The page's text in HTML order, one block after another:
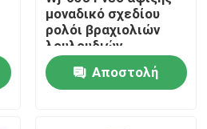
μοναδικό σχεδίου
ρολόι βραχιολιών
λουλουδιών
εργοστασίων άμεσο
κλασικόΑποστολή